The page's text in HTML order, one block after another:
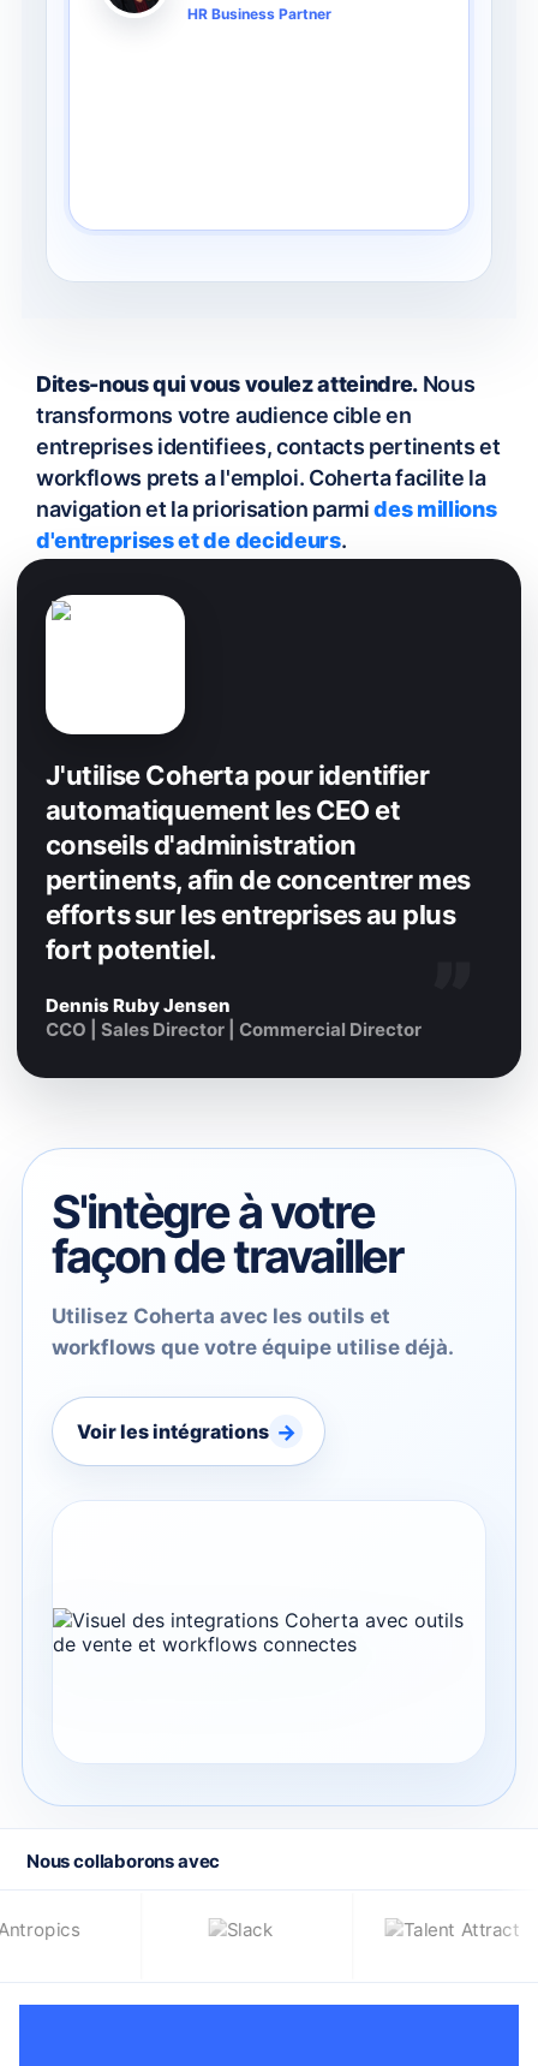
People & Culture Lead
Dites-nous qui vous voulez atteindre. Nous
transformons votre audience cible en
entreprises identifiees, contacts pertinents et
workflows prets a l'emploi. Coherta facilite la
navigation et la priorisation parmides millions
d'entreprises et de decideurs.
J'utilise Coherta pour identifier
automatiquement les CEO et
conseils d'administration
pertinents, afin de concentrer mes
efforts sur les entreprises au plus
fort potentiel.
Dennis Ruby Jensen
CCO | Sales Director | Commercial Director
S'intègre à votre
façon de travailler
Utilisez Coherta avec les outils et
workflows que votre équipe utilise déjà.
Voir les intégrations →
Nous collaborons avec